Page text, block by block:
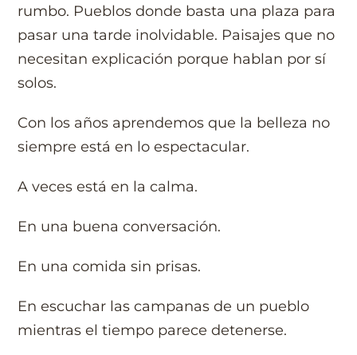
rumbo. Pueblos donde basta una plaza para
pasar una tarde inolvidable. Paisajes que no
necesitan explicación porque hablan por sí
solos.
Con los años aprendemos que la belleza no
siempre está en lo espectacular.
A veces está en la calma.
En una buena conversación.
En una comida sin prisas.
En escuchar las campanas de un pueblo
mientras el tiempo parece detenerse.